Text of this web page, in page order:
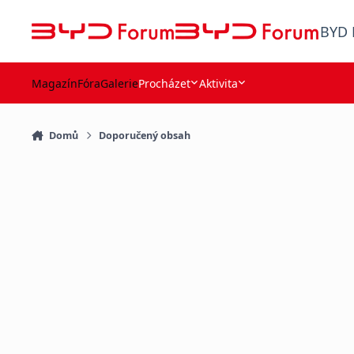
BYD
MagazínFóraGalerieProcházet Aktivita
Domů Doporučený obsah